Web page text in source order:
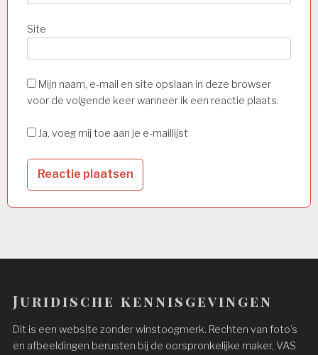
Site
Mijn naam, e-mail en site opslaan in deze browser
voor de volgende keer wanneer ik een reactie plaats.
Ja, voeg mij toe aan je e-maillijst
Juridische kennisgevingen
Dit is een website zonder winstoogmerk. Rechten van foto’s
en afbeeldingen berusten bij de oorspronkelijke maker, VAS